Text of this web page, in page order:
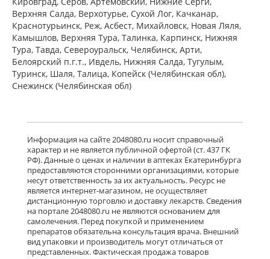
Польфарма АО Польша
Нет в аптеках города
Баклосан (таблетки 25 мг № 50 банка
ПЭ) Фармацевтический завод
Польфарма АО Польша
Нет в аптеках города
Лиорезал Интратекальный (раствор
для интратекального введения 0,05
мг/мл 1 мл № 5 амп. ) Новартис
Фарма Штейн АГ Швейцария
Нет в аптеках города
достигнут конец страницы
Верхняя Салда, Верхотурье, Сухой Лог, Качканар,
Краснотурьинск, Реж, Асбест, Михайловск, Новая Ляля,
Камышлов, Верхняя Тура, Талинка, Карпинск, Нижняя
Тура, Тавда, Североуральск, Челябинск, Арти,
Белоярский п.г.т., Ивдель, Нижняя Салда, Тугулым,
Туринск, Шаля, Талица, Копейск (Челябинская обл),
Снежинск (Челябинская обл)
Информация на сайте 2048080.ru носит справочный
характер и не является публичной офертой (ст. 437 ГК
РФ). Данные о ценах и наличии в аптеках Екатеринбурга
предоставляются сторонними организациями, которые
несут ответственность за их актуальность. Ресурс не
является интернет-магазином, не осуществляет
дистанционную торговлю и доставку лекарств. Сведения
на портале 2048080.ru не являются основанием для
самолечения. Перед покупкой и применением
препаратов обязательна консультация врача. Внешний
вид упаковки и производитель могут отличаться от
представленных. Фактическая продажа товаров